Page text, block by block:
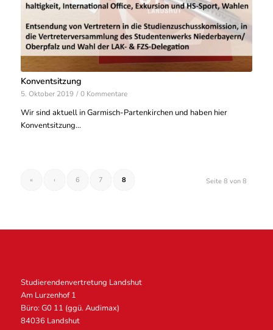
Konventsitzung
5. Oktober 2019 / 0 Kommentare
Wir sind aktuell in Garmisch-Partenkirchen und haben hier
Konventsitzung…
Seite 8 von 8
« ‹ 6 7 8
Studierendenvertretung Landshut
Am Lurzenhof 1
Büro: G0 11 (ggü. Audimax)
84036 Landshut